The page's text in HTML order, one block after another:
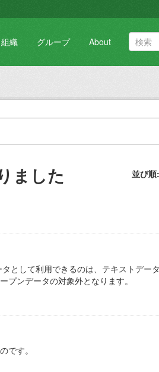
組織 グループ About
並び順
ました
として利用できるのは、テキストデー
ンデータの対象外となります。
です。